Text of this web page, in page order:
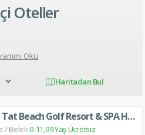
Oteller
Oku
Haritadan Bul
Crystal Tat Beach Golf Resort & SPA Hotel
/Belek0-11,99 Yaş Ücretsiz